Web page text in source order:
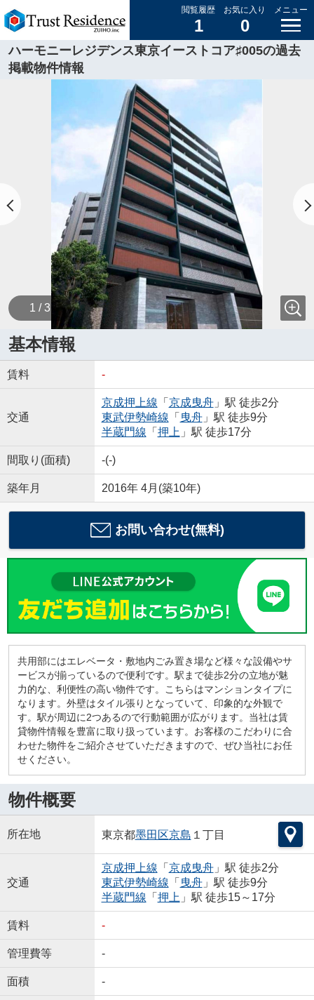
閲覧履歴
1
お気に入り
0
メニュー
ハーモニーレジデンス東京イーストコア♯005の過去
掲載物件情報
1 / 3
基本情報
賃料 -
交通
京成押上線 「 京成曳舟」駅 徒歩2分
東武伊勢崎線 「 曳舟」駅 徒歩9分
半蔵門線 「 押上 」駅 徒歩17分
間取り(面積) -(-)
築年月 2016年 4月(築10年)
お問い合わせ(無料)
共用部にはエレベータ・敷地内ごみ置き場など様々な設備やサ
ービスが揃っているので便利です。駅まで徒歩2分の立地が魅
力的な、利便性の高い物件です。こちらはマンションタイプに
なります。外壁はタイル張りとなっていて、印象的な外観で
す。駅が周辺に2つあるので行動範囲が広がります。当社は賃
貸物件情報を豊富に取り扱っています。お客様のこだわりに合
わせた物件をご紹介させていただきますので、ぜひ当社にお任
せください。
物件概要
所在地 東京都墨田区京島 １丁目
交通
京成押上線 「 京成曳舟」駅 徒歩2分
東武伊勢崎線 「 曳舟」駅 徒歩9分
半蔵門線 「 押上 」駅 徒歩15～17分
賃料 -
管理費等 -
面積 -